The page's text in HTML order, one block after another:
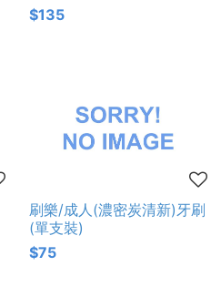
$135
刷樂/成人(濃密炭清新)牙刷
(單支裝)
$75